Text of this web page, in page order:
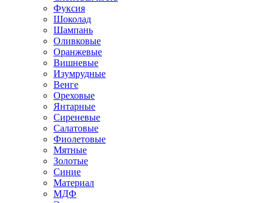
Фуксия
Шоколад
Шампань
Оливковые
Оранжевые
Вишневые
Изумрудные
Венге
Ореховые
Янтарные
Сиреневые
Салатовые
Фиолетовые
Мятные
Золотые
Синие
Материал
МДФ